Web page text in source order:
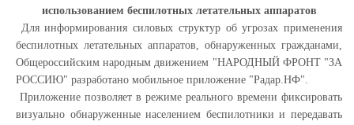
использованием беспилотных летательных аппаратов
Для информирования силовых структур об угрозах применения
беспилотных летательных аппаратов, обнаруженных гражданами,
Общероссийским народным движением "НАРОДНЫЙ ФРОНТ "ЗА
РОССИЮ" разработано мобильное приложение "Радар.НФ".
Приложение позволяет в режиме реального времени фиксировать
визуально обнаруженные населением беспилотники и передавать